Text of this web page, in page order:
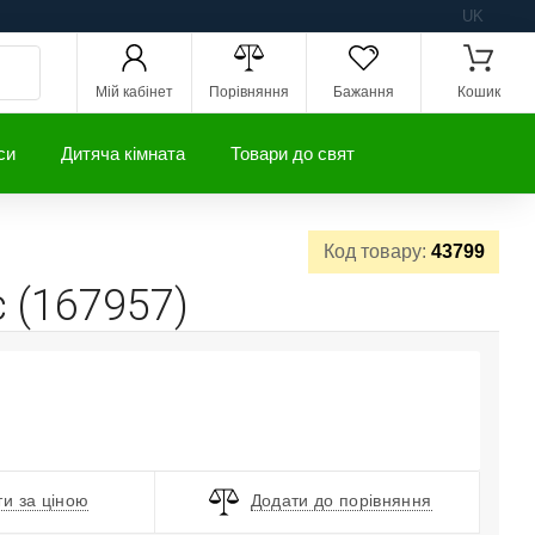
UK
Мій кабінет Порівняння Бажання Кошик
Дитяча кімната Товари до свят
Код товару: 43799
(167957)
за ціною Додати до порівняння